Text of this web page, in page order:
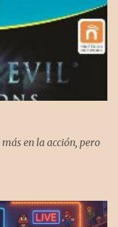
en la acción, pero